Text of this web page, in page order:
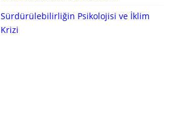
Sürdürülebilirliğin Psikolojisi ve İklim
Krizi